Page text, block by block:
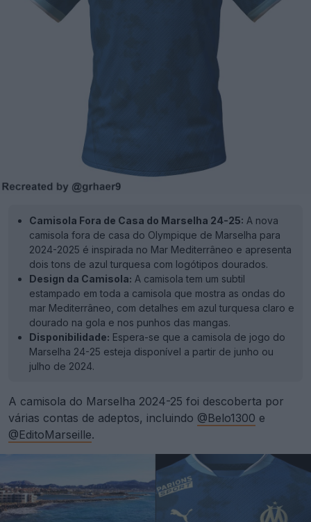
Camisola Fora de Casa do Marselha 24-25: A nova
camisola fora de casa do Olympique de Marselha para
2024-2025 é inspirada no Mar Mediterrâneo e apresenta
dois tons de azul turquesa com logótipos dourados.
Design da Camisola: A camisola tem um subtil
estampado em toda a camisola que mostra as ondas do
mar Mediterrâneo, com detalhes em azul turquesa claro e
dourado na gola e nos punhos das mangas.
Disponibilidade: Espera-se que a camisola de jogo do
Marselha 24-25 esteja disponível a partir de junho ou
julho de 2024.
A camisola do Marselha 2024-25 foi descoberta por
várias contas de adeptos, incluindo @Belo1300 e
@EditoMarseille.